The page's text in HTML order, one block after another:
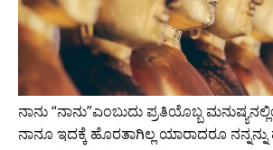
ನಾನು “ನಾನು”ಎಂಬುದು ಪ್ರತಿಯೊಬ್ಬ
ನಾನೂ ಇದಕ್ಕೆ ಹೊರತಾಗಿಲ್ಲ ಯಾರಾದರೂ